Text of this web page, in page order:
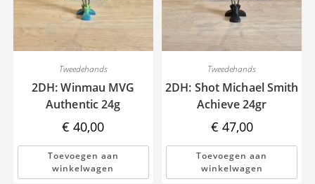
Tweedehands
2DH: Winmau MVG
Authentic 24g
€ 40,00
Toevoegen aan
winkelwagen
Tweedehands
2DH: Shot Michael Smith
Achieve 24gr
€ 47,00
Toevoegen aan
winkelwagen